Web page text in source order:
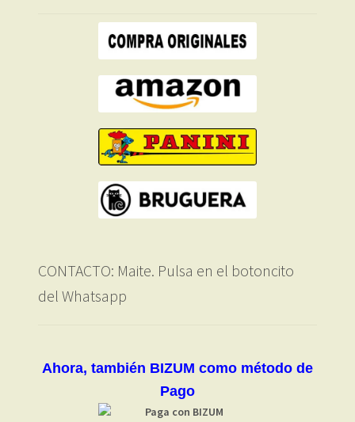
CONTACTO: Maite. Pulsa en el botoncito
del Whatsapp
Ahora, también BIZUM como método de
Pago